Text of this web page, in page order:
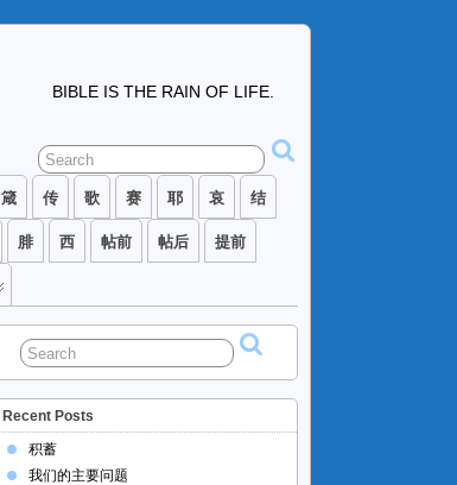
BIBLE IS THE RAIN OF LIFE.
箴 传 歌 赛 耶 哀 结
腓 西 帖前 帖后 提前
Recent Posts
积蓄
我们的主要问题